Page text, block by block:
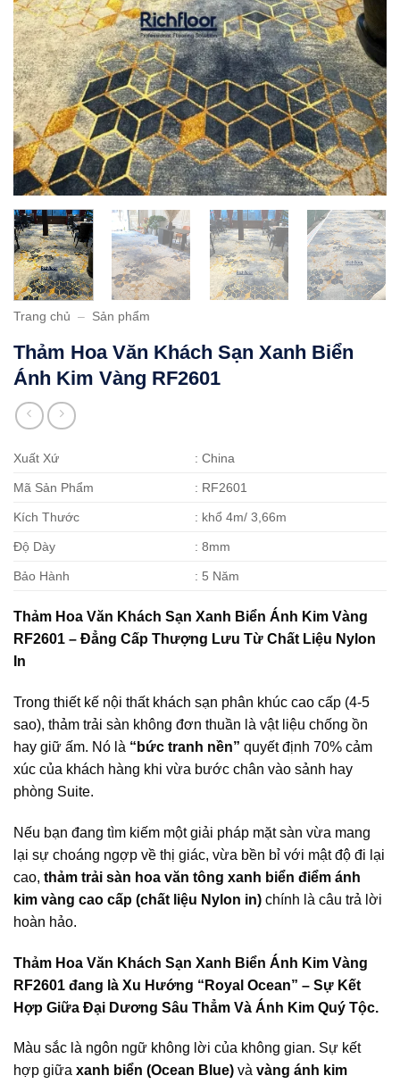
Trang chủ – Sản phẩm
Thảm Hoa Văn Khách Sạn Xanh Biển
Ánh Kim Vàng RF2601
Xuất Xứ : China
Mã Sản Phẩm : RF2601
Kích Thước : khổ 4m/ 3,66m
Độ Dày : 8mm
Bảo Hành : 5 Năm
Thảm Hoa Văn Khách Sạn Xanh Biển Ánh Kim Vàng
RF2601 – Đẳng Cấp Thượng Lưu Từ Chất Liệu Nylon
In
Trong thiết kế nội thất khách sạn phân khúc cao cấp (4-5
sao), thảm trải sàn không đơn thuần là vật liệu chống ồn
hay giữ ấm. Nó là “bức tranh nền” quyết định 70% cảm
xúc của khách hàng khi vừa bước chân vào sảnh hay
phòng Suite.
Nếu bạn đang tìm kiếm một giải pháp mặt sàn vừa mang
lại sự choáng ngợp về thị giác, vừa bền bỉ với mật độ đi lại
cao, thảm trải sàn hoa văn tông xanh biển điểm ánh
kim vàng cao cấp (chất liệu Nylon in) chính là câu trả lời
hoàn hảo.
Thảm Hoa Văn Khách Sạn Xanh Biển Ánh Kim Vàng
RF2601 đang là Xu Hướng “Royal Ocean” – Sự Kết
Hợp Giữa Đại Dương Sâu Thẳm Và Ánh Kim Quý Tộc.
Màu sắc là ngôn ngữ không lời của không gian. Sự kết
hợp giữa xanh biển (Ocean Blue) và vàng ánh kim